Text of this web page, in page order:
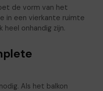
de vorm van het
in een vierkante ruimte
onhandig zijn.
Als het balkon